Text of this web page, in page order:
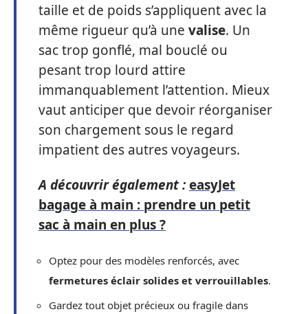
taille et de poids s’appliquent avec la
même rigueur qu’à une valise. Un
sac trop gonflé, mal bouclé ou
pesant trop lourd attire
immanquablement l’attention. Mieux
vaut anticiper que devoir réorganiser
son chargement sous le regard
impatient des autres voyageurs.
A découvrir également :easyJet
bagage à main : prendre un petit
sac à main en plus ?
Optez pour des modèles renforcés, avec
fermetures éclair solides et verrouillables.
Gardez tout objet précieux ou fragile dans